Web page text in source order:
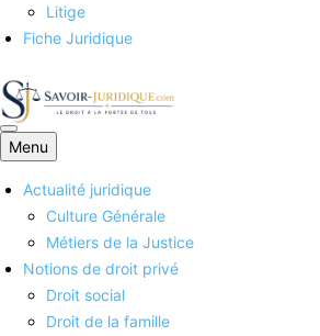
Litige
Fiche Juridique
Savoirs juridiques
Menu
Actualité juridique
Culture Générale
Métiers de la Justice
Notions de droit privé
Droit social
Droit de la famille